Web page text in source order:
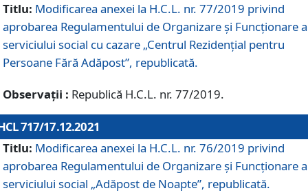
Titlu: Modificarea anexei la H.C.L. nr. 77/2019 privind
aprobarea Regulamentului de Organizare și Funcționare
serviciului social cu cazare „Centrul Rezidențial pentru
Persoane Fără Adăpost”, republicată.
Observații : Republică H.C.L. nr. 77/2019.
717/17.12.2021
Titlu: Modificarea anexei la H.C.L. nr. 76/2019 privind
aprobarea Regulamentului de Organizare şi Funcționare
serviciului social „Adăpost de Noapte”, republicată.